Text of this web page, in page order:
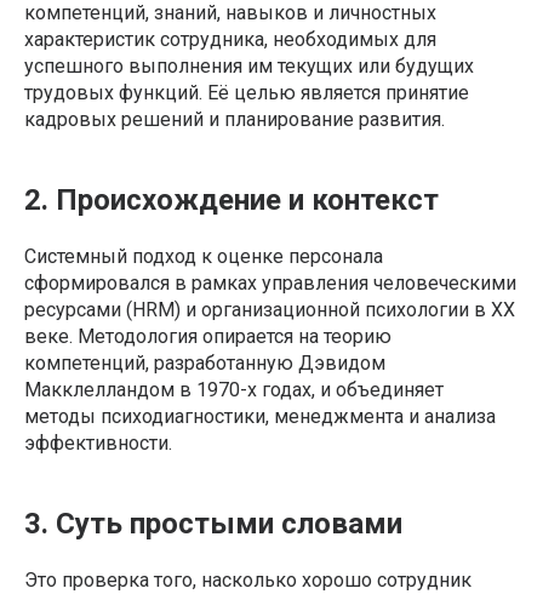
компетенций, знаний, навыков и личностных
характеристик сотрудника, необходимых для
успешного выполнения им текущих или будущих
трудовых функций. Её целью является принятие
кадровых решений и планирование развития.
2. Происхождение и контекст
Системный подход к оценке персонала
сформировался в рамках управления человеческими
ресурсами (HRM) и организационной психологии в XX
веке. Методология опирается на теорию
компетенций, разработанную Дэвидом
Макклелландом в 1970-х годах, и объединяет
методы психодиагностики, менеджмента и анализа
эффективности.
3. Суть простыми словами
Это проверка того, насколько хорошо сотрудник